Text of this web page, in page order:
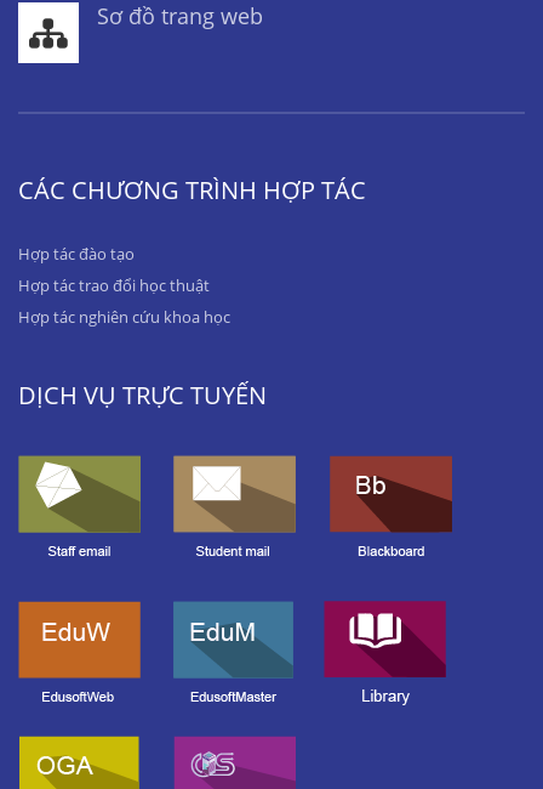
Sơ đồ trang web
CÁC CHƯƠNG TRÌNH HỢP TÁC
Hợp tác đào tạo
Hợp tác trao đổi học thuật
Hợp tác nghiên cứu khoa học
DỊCH VỤ TRỰC TUYẾN